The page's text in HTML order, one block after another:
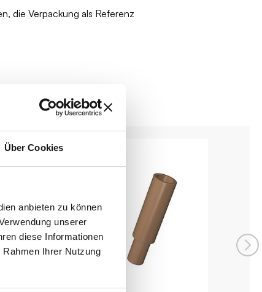
Über Cookies
anbieten zu können
unserer
diese Informationen
Ihrer Nutzung
die Verpackung als Referenz